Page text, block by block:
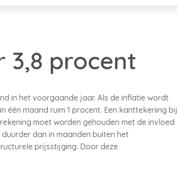
3,8 procent
in het voorgaande jaar. Als de inflatie wordt
maand ruim 1 procent. Een kanttekening bij
moet worden gehouden met de invloed
dan in maanden buiten het
prijsstijging. Door deze